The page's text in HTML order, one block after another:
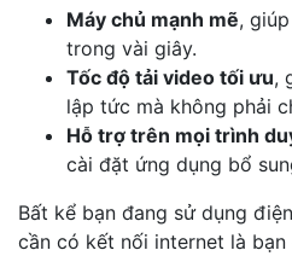
Máy chủ mạnh mẽ,
trong vài giây.
Tốc độ tải video tối ưu,
lập tức mà không phải
Hỗ trợ trên mọi trình
cài đặt ứng dụng bổ
Bất kể bạn đang sử dụng
cần có kết nối internet là